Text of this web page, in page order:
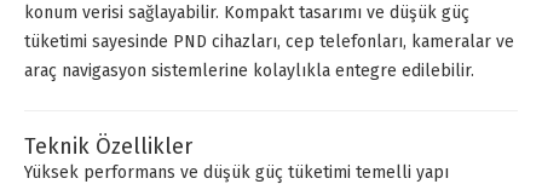
konum verisi sağlayabilir. Kompakt tasarımı ve düşük güç
tüketimi sayesinde PND cihazları, cep telefonları, kameralar ve
araç navigasyon sistemlerine kolaylıkla entegre edilebilir.
Teknik Özellikler
Yüksek performans ve düşük güç tüketimi temelli yapı